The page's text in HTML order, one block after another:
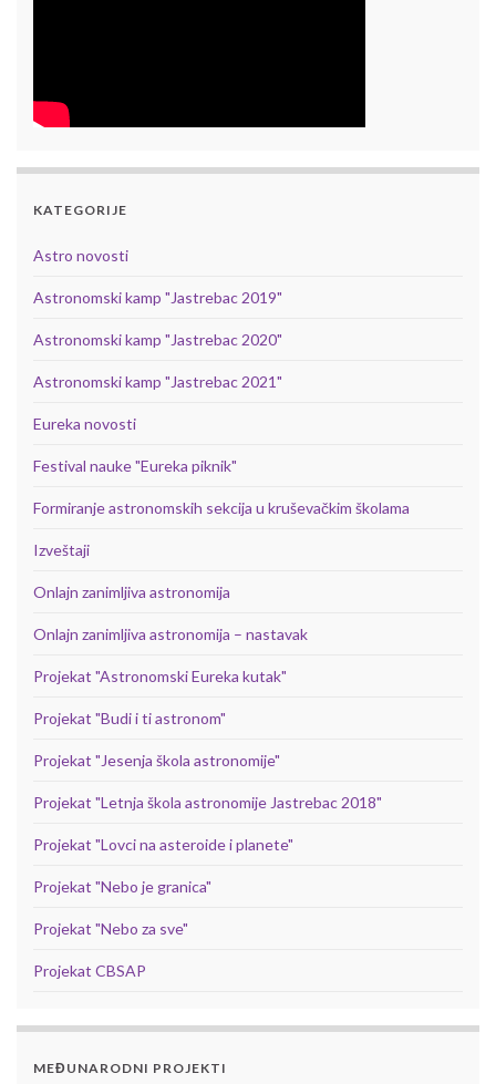
KATEGORIJE
Astro novosti
Astronomski kamp "Jastrebac 2019"
Astronomski kamp "Jastrebac 2020"
Astronomski kamp "Jastrebac 2021"
Eureka novosti
Festival nauke "Eureka piknik"
Formiranje astronomskih sekcija u kruševačkim školama
Izveštaji
Onlajn zanimljiva astronomija
Onlajn zanimljiva astronomija – nastavak
Projekat "Astronomski Eureka kutak"
Projekat "Budi i ti astronom"
Projekat "Jesenja škola astronomije"
Projekat "Letnja škola astronomije Jastrebac 2018"
Projekat "Lovci na asteroide i planete"
Projekat "Nebo je granica"
Projekat "Nebo za sve"
Projekat CBSAP
MEĐUNARODNI PROJEKTI